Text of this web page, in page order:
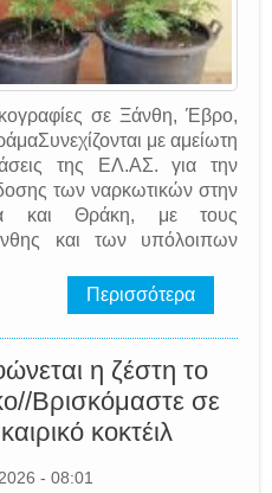
σε Ξάνθη, Έβρο,
με αμείωτη
της EΛ.AΣ. για την
των ναρκωτικών στην
και Θράκη, με τους
και των υπόλοιπων
Περισσότερα
η ζέστη το
Βρισκόμαστε σε
κοκτέιλ
- 08:01